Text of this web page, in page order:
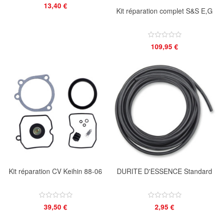
13,40 €
Kit réparation complet S&S E,G
109,95 €
Kit réparation CV Keihin 88-06
39,50 €
DURITE D'ESSENCE Standard
2,95 €